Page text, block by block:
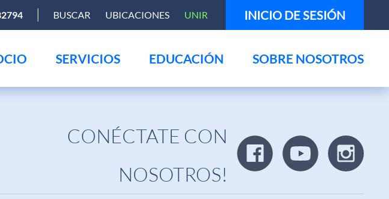
BUSCAR UBICACIONES UNIR INICIO DE SESIÓN
SERVICIOS EDUCACIÓN SOBRE NOSOTROS
CONÉCTATE CON
NOSOTROS!